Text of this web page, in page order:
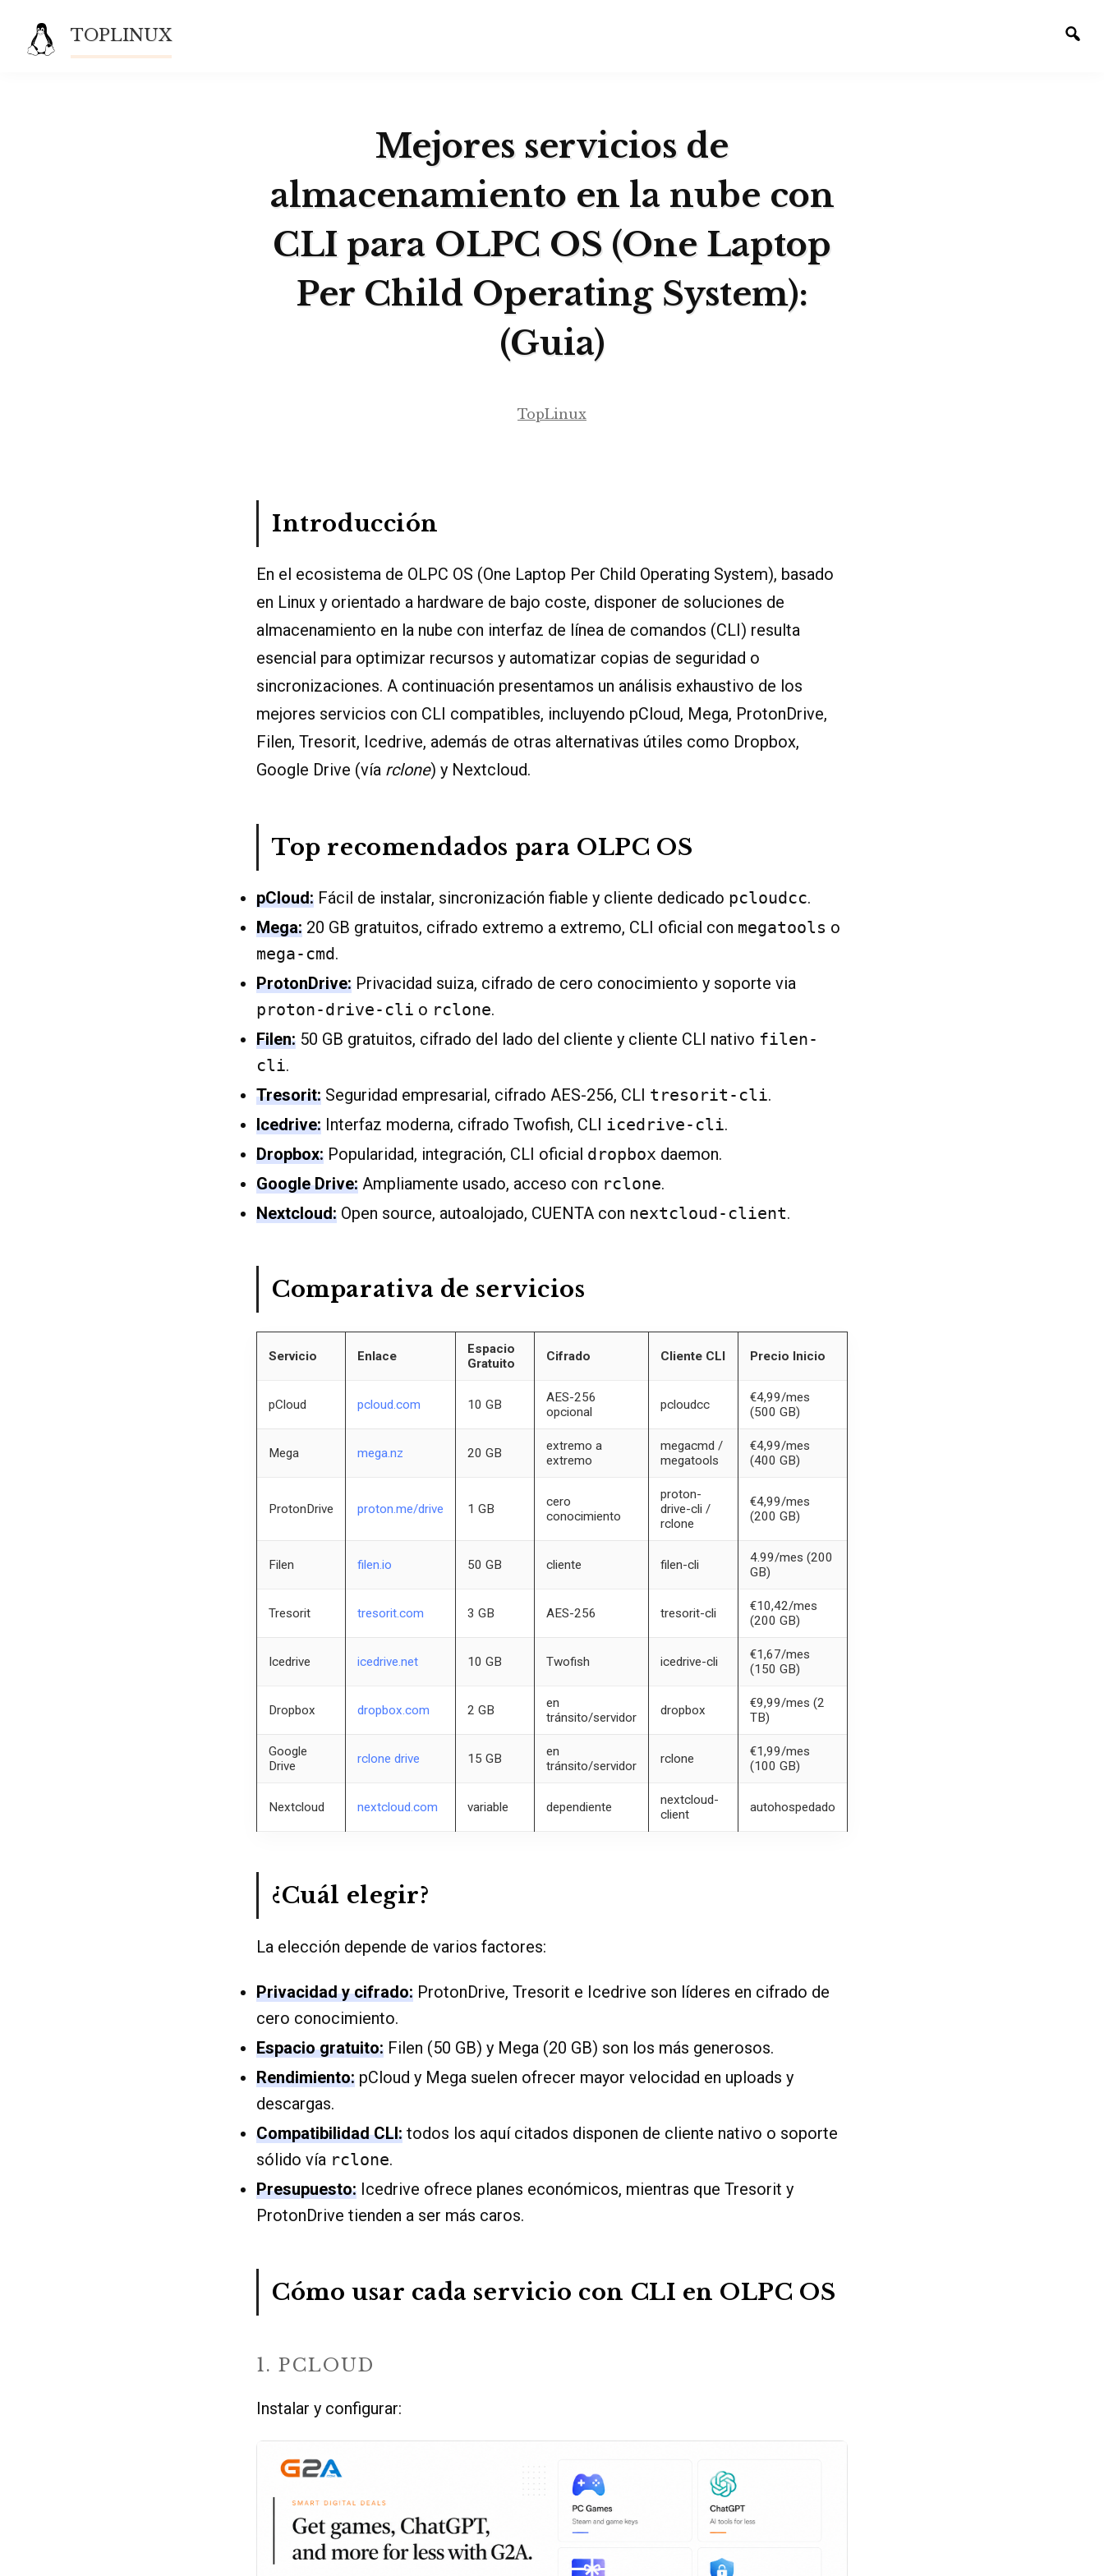
contenido
TOPLINUX
Mejores servicios de
almacenamiento en la nube con
CLI para OLPC OS (One Laptop
Per Child Operating System):
(Guia)
TopLinux
Introducción
En el ecosistema de OLPC OS (One Laptop Per Child Operating System), basado
en Linux y orientado a hardware de bajo coste, disponer de soluciones de
almacenamiento en la nube con interfaz de línea de comandos (CLI) resulta
esencial para optimizar recursos y automatizar copias de seguridad o
sincronizaciones. A continuación presentamos un análisis exhaustivo de los
mejores servicios con CLI compatibles, incluyendo pCloud, Mega, ProtonDrive,
Filen, Tresorit, Icedrive, además de otras alternativas útiles como Dropbox,
Google Drive (vía rclone) y Nextcloud.
Top recomendados para OLPC OS
pCloud: Fácil de instalar, sincronización fiable y cliente dedicado pcloudcc.
Mega: 20 GB gratuitos, cifrado extremo a extremo, CLI oficial con megatools o
mega-cmd.
ProtonDrive: Privacidad suiza, cifrado de cero conocimiento y soporte via
proton-drive-cli o rclone.
Filen: 50 GB gratuitos, cifrado del lado del cliente y cliente CLI nativo filen-
cli.
Tresorit: Seguridad empresarial, cifrado AES-256, CLI tresorit-cli.
Icedrive: Interfaz moderna, cifrado Twofish, CLI icedrive-cli.
Dropbox: Popularidad, integración, CLI oficial dropbox daemon.
Google Drive: Ampliamente usado, acceso con rclone.
Nextcloud: Open source, autoalojado, CUENTA con nextcloud-client.
Comparativa de servicios
Servicio Enlace
Espacio
Gratuito
Cifrado Cliente CLI Precio Inicio
pCloud pcloud.com 10 GB
AES-256
opcional
pcloudcc
€4,99/mes
(500 GB)
Mega mega.nz 20 GB
extremo a
extremo
megacmd /
megatools
€4,99/mes
(400 GB)
ProtonDrive proton.me/drive 1 GB
cero
conocimiento
proton-
drive-cli /
rclone
€4,99/mes
(200 GB)
Filen filen.io 50 GB cliente filen-cli
4.99/mes (200
GB)
Tresorit tresorit.com 3 GB AES-256 tresorit-cli
€10,42/mes
(200 GB)
Icedrive icedrive.net 10 GB Twofish icedrive-cli
€1,67/mes
(150 GB)
Dropbox dropbox.com 2 GB
en
tránsito/servidor
dropbox
€9,99/mes (2
TB)
Google
Drive
rclone drive 15 GB
en
tránsito/servidor
rclone
€1,99/mes
(100 GB)
Nextcloud nextcloud.com variable dependiente
nextcloud-
client
autohospedado
¿Cuál elegir?
La elección depende de varios factores:
Privacidad y cifrado: ProtonDrive, Tresorit e Icedrive son líderes en cifrado de
cero conocimiento.
Espacio gratuito: Filen (50 GB) y Mega (20 GB) son los más generosos.
Rendimiento: pCloud y Mega suelen ofrecer mayor velocidad en uploads y
descargas.
Compatibilidad CLI: todos los aquí citados disponen de cliente nativo o soporte
sólido vía rclone.
Presupuesto: Icedrive ofrece planes económicos, mientras que Tresorit y
ProtonDrive tienden a ser más caros.
Cómo usar cada servicio con CLI en OLPC OS
1. PCLOUD
Instalar y configurar: